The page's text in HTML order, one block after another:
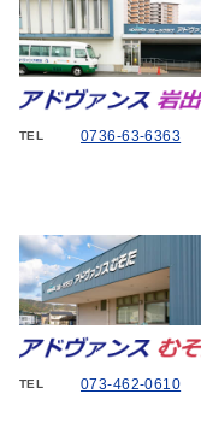
TEL 0736-63-6363
TEL 073-462-0610